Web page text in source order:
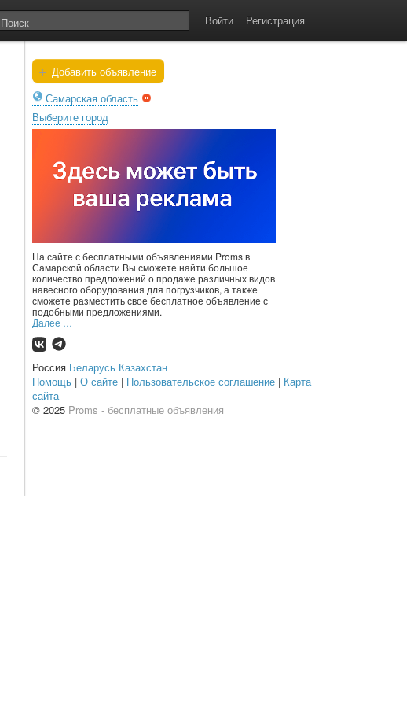
Войти Регистрация
+ Добавить объявление
Самарская область
Выберите город
На сайте с бесплатными объявлениями Proms в
Самарской области Вы сможете найти большое
количество предложений о продаже различных видов
навесного оборудования для погрузчиков, а также
сможете разместить свое бесплатное объявление с
подобными предложениями.
Далее …
Россия Беларусь Казахстан
Помощь | О сайте | Пользовательское соглашение | Карта
сайта
© 2025 Proms - бесплатные объявления